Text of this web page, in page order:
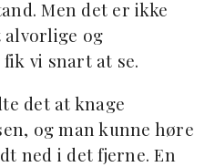
Men det er ikke
og
vi snart at se.
det at knage
og man kunne høre
ned i det fjerne. En